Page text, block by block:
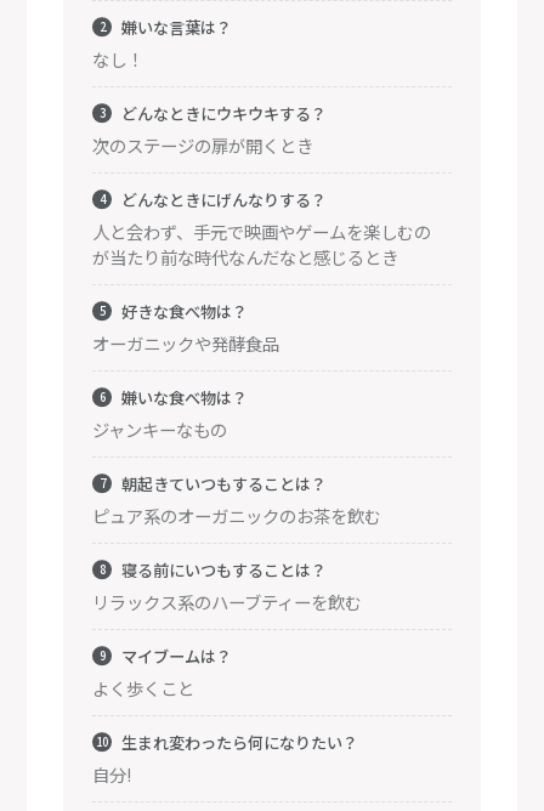
嫌いな言葉は？
なし！
どんなときにウキウキする？
次のステージの扉が開くとき
どんなときにげんなりする？
人と会わず、手元で映画やゲームを楽しむの
が当たり前な時代なんだなと感じるとき
好きな食べ物は？
オーガニックや発酵食品
嫌いな食べ物は？
ジャンキーなもの
朝起きていつもすることは？
ピュア系のオーガニックのお茶を飲む
寝る前にいつもすることは？
リラックス系のハーブティーを飲む
マイブームは？
よく歩くこと
生まれ変わったら何になりたい？
自分!